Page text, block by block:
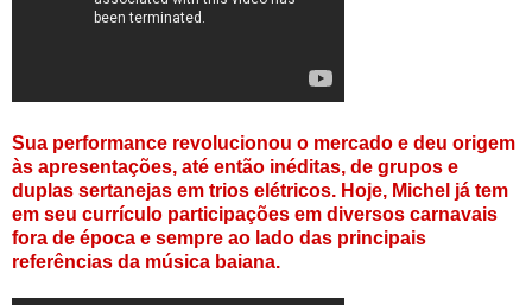
Sua performance revolucionou o mercado e deu origem
às apresentações, até então inéditas, de grupos e
duplas sertanejas em trios elétricos. Hoje, Michel já tem
em seu currículo participações em diversos carnavais
fora de época e sempre ao lado das principais
referências da música baiana.